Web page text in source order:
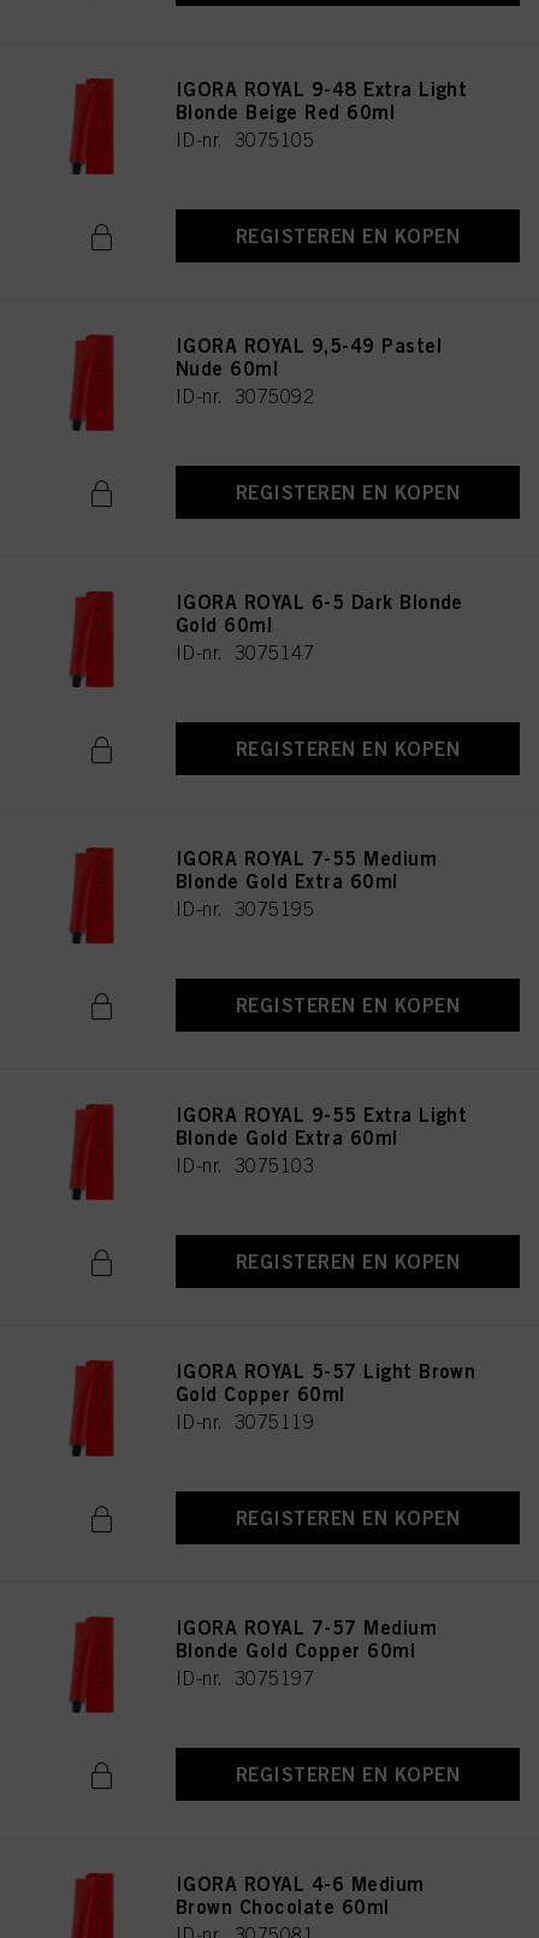
IGORA ROYAL 9-48 Extra Light
Blonde Beige Red 60ml
ID-nr. 3075105
REGISTEREN EN KOPEN
IGORA ROYAL 9,5-49 Pastel
Nude 60ml
ID-nr. 3075092
REGISTEREN EN KOPEN
IGORA ROYAL 6-5 Dark Blonde
Gold 60ml
ID-nr. 3075147
REGISTEREN EN KOPEN
IGORA ROYAL 7-55 Medium
Blonde Gold Extra 60ml
ID-nr. 3075195
REGISTEREN EN KOPEN
IGORA ROYAL 9-55 Extra Light
Blonde Gold Extra 60ml
ID-nr. 3075103
REGISTEREN EN KOPEN
IGORA ROYAL 5-57 Light Brown
Gold Copper 60ml
ID-nr. 3075119
REGISTEREN EN KOPEN
IGORA ROYAL 7-57 Medium
Blonde Gold Copper 60ml
ID-nr. 3075197
REGISTEREN EN KOPEN
IGORA ROYAL 4-6 Medium
Brown Chocolate 60ml